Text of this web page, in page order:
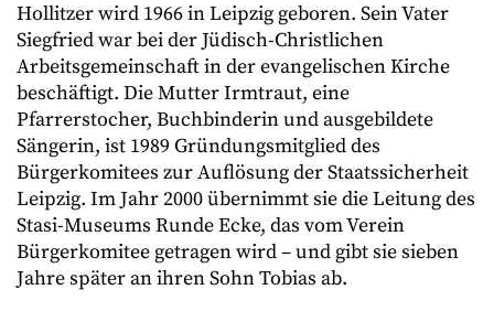
Hollitzer wird 1966 in Leipzig geboren. Sein Vater
Siegfried war bei der Jüdisch-Christlichen
Arbeitsgemeinschaft in der evangelischen Kirche
beschäftigt. Die Mutter Irmtraut, eine
Pfarrerstocher, Buchbinderin und ausgebildete
Sängerin, ist 1989 Gründungsmitglied des
Bürgerkomitees zur Auflösung der Staatssicherheit
Leipzig. Im Jahr 2000 übernimmt sie die Leitung des
Stasi-Museums Runde Ecke, das vom Verein
Bürgerkomitee getragen wird – und gibt sie sieben
Jahre später an ihren Sohn Tobias ab.